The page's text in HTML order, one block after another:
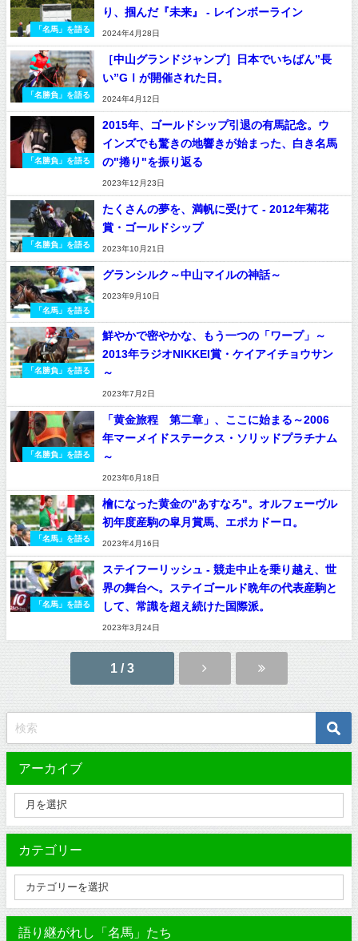
「名馬」を語る
り、掴んだ『未来』 - レインボーライン
2024年4月28日
「名勝負」を語る
［中山グランドジャンプ］日本でいちばん”長
い”GⅠが開催された日。
2024年4月12日
「名勝負」を語る
2015年、ゴールドシップ引退の有馬記念。ウ
インズでも驚きの地響きが始まった、白き名馬
の"捲り"を振り返る
2023年12月23日
「名勝負」を語る
たくさんの夢を、満帆に受けて - 2012年菊花
賞・ゴールドシップ
2023年10月21日
「名馬」を語る
グランシルク～中山マイルの神話～
2023年9月10日
「名勝負」を語る
鮮やかで密やかな、もう一つの「ワープ」～
2013年ラジオNIKKEI賞・ケイアイチョウサン
～
2023年7月2日
「名勝負」を語る
「黄金旅程 第二章」、ここに始まる～2006
年マーメイドステークス・ソリッドプラチナム
～
2023年6月18日
「名馬」を語る
檜になった黄金の"あすなろ"。オルフェーヴル
初年度産駒の皐月賞馬、エポカドーロ。
2023年4月16日
「名馬」を語る
ステイフーリッシュ - 競走中止を乗り越え、世
界の舞台へ。ステイゴールド晩年の代表産駒と
して、常識を超え続けた国際派。
2023年3月24日
1 / 3
アーカイブ
カテゴリー
語り継がれし「名馬」たち